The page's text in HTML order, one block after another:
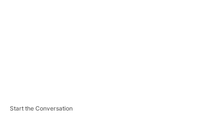
Start the Conversation